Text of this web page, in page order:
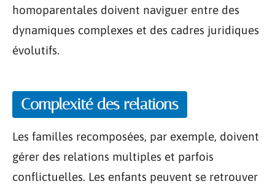
homoparentales doivent naviguer entre des
dynamiques complexes et des cadres juridiques
évolutifs.
Complexité des relations
Les familles recomposées, par exemple, doivent
gérer des relations multiples et parfois
conflictuelles. Les enfants peuvent se retrouver